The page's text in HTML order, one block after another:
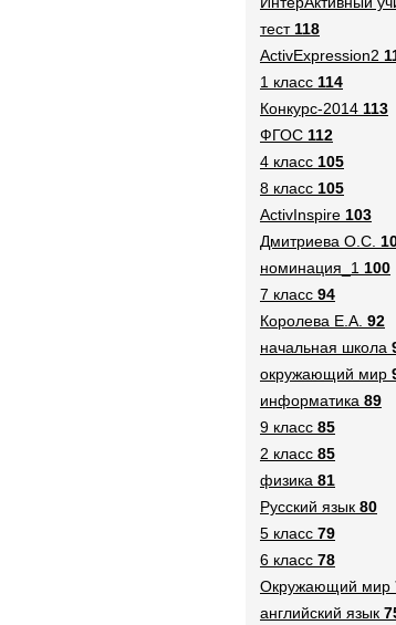
тест118
ActivExpression2
1 класс 114
Конкурс-2014 113
ФГОС 112
4 класс 105
8 класс 105
ActivInspire 103
Дмитриева О.С.
номинация_1 100
7 класс 94
Королева Е.А. 92
начальная школа
окружающий мир
информатика 89
9 класс 85
2 класс 85
физика 81
Русский язык 80
5 класс 79
6 класс 78
Окружающий мир
английский язык